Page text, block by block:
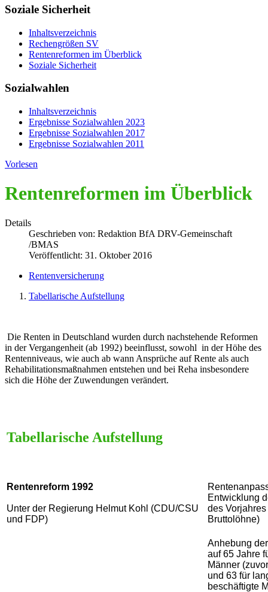
Soziale Sicherheit
Inhaltsverzeichnis
Rechengrößen SV
Rentenreformen im Überblick
Soziale Sicherheit
Sozialwahlen
Inhaltsverzeichnis
Ergebnisse Sozialwahlen 2023
Ergebnisse Sozialwahlen 2017
Ergebnisse Sozialwahlen 2011
Vorlesen
Rentenreformen im Überblick
Details
Geschrieben von: Redaktion BfA DRV-Gemeinschaft
/BMAS
Veröffentlicht: 31. Oktober 2016
Rentenversicherung
Tabellarische Aufstellung
Die Renten in Deutschland wurden durch nachstehende Reformen
in der Vergangenheit (ab 1992) beeinflusst, sowohl in der Höhe des
Rentenniveaus, wie auch ab wann Ansprüche auf Rente als auch
Rehabilitationsmaßnahmen entstehen und bei Reha insbesondere
sich die Höhe der Zuwendungen verändert.
Tabellarische Aufstellung
Rentenreform 1992
Unter der Regierung Helmut Kohl (CDU/CSU
und FDP)
Entwicklung
des
Bruttolöhne)
Anhebung
auf 65 Jahre
Männer
und 63 für
beschäftigte